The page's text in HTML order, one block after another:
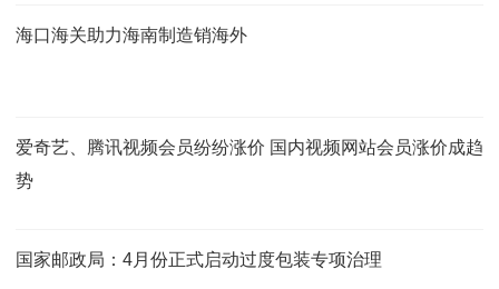
海口海关助力海南制造销海外
爱奇艺、腾讯视频会员纷纷涨价 国内视频网站会员涨价成趋
势
国家邮政局：4月份正式启动过度包装专项治理